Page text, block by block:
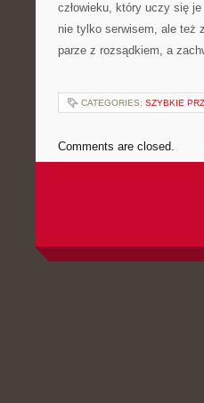
człowieku, który uczy się
nie tylko serwisem, ale też
parze z rozsądkiem, a
CATEGORIES: SZYBKIE
Comments are closed.